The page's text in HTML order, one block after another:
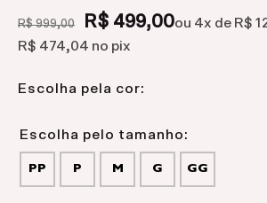
R$ 999,00 R$ 499,00ou 4x de R$
R$ 474,04 no pix
Escolha pela cor:
PP P M G GG